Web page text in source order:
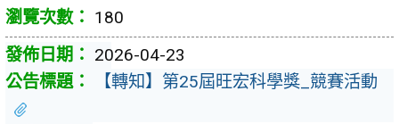
180
2026-04-23
【轉知】第25屆旺宏科學獎_競賽活動